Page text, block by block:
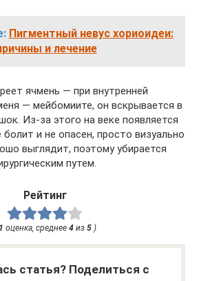
Пигментный невус хориоидеи:
и лечение
ячмень — при внутренней
— мейбомиите, он вскрывается в
Из-за этого на веке появляется
и не опасен, просто визуально
выглядит, поэтому убирается
путем.
Рейтинг
1 оценка, среднее 4из 5)
статья? Поделиться с